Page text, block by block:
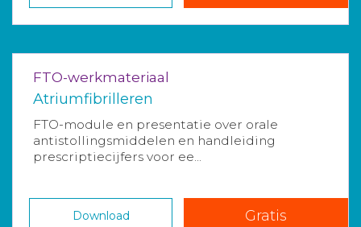
FTO-werkmateriaal
Atriumfibrilleren
FTO-module en presentatie over orale
antistollingsmiddelen en handleiding
prescriptiecijfers voor ee...
Download Gratis